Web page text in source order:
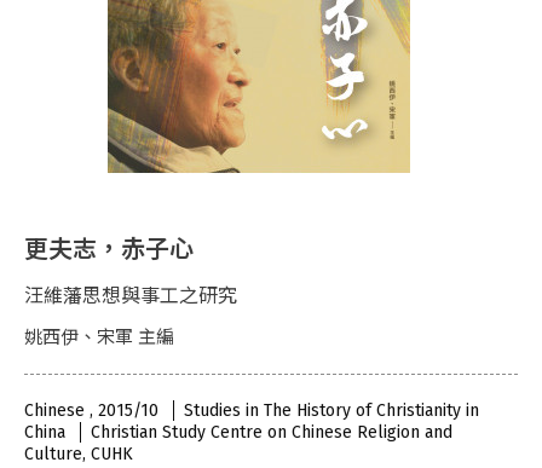
更夫志，赤子心
汪維藩思想與事工之研究
姚西伊、宋軍 主編
Chinese , 2015/10
Studies in The History of Christianity in
China
Christian Study Centre on Chinese Religion and
Culture, CUHK